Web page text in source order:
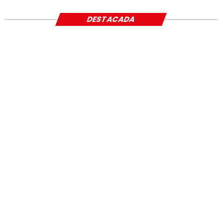
DESTACADA